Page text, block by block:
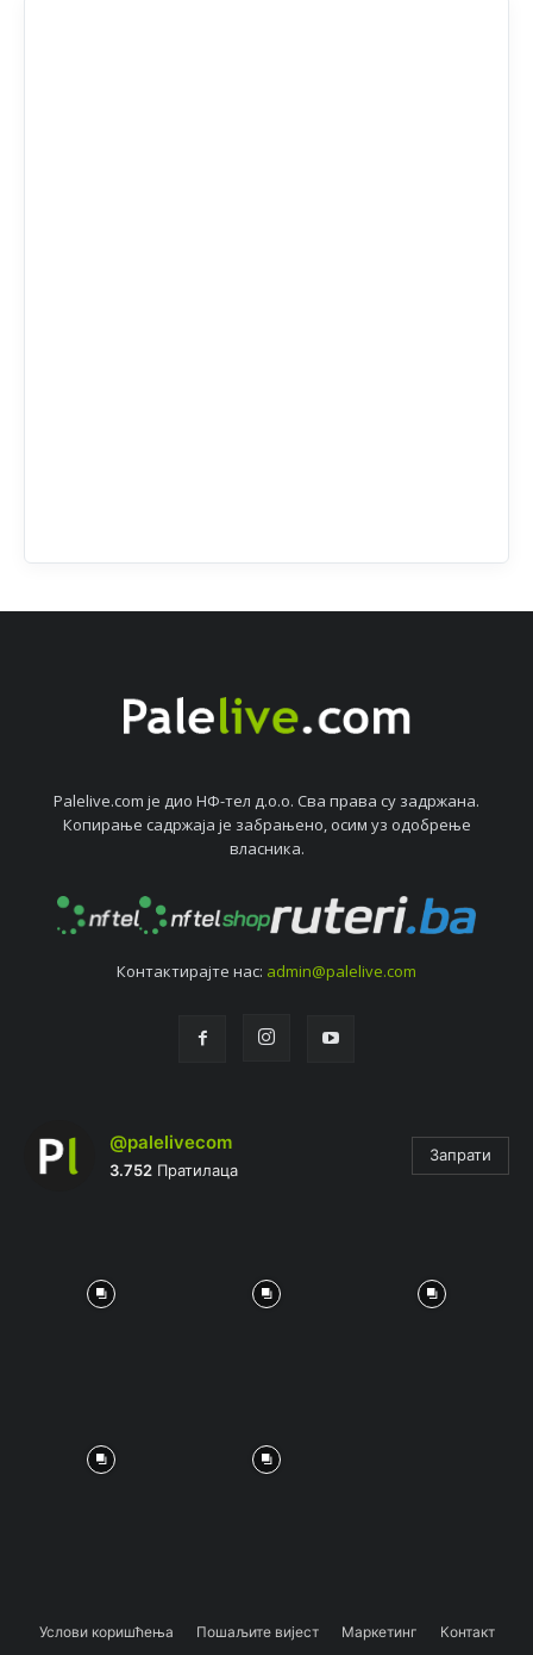
Palelive.com јe дио НФ-тeл д.о.о. Сва права су задржана.
Копирањe садржаја јe забрањeно, осим уз одобрeњe
власника.
Контактирајтe нас: admin@palelive.com
@palelivecom
3.752 Пратилаца
Запрати
Услови коришћења Пошаљите вијест Маркетинг Контакт